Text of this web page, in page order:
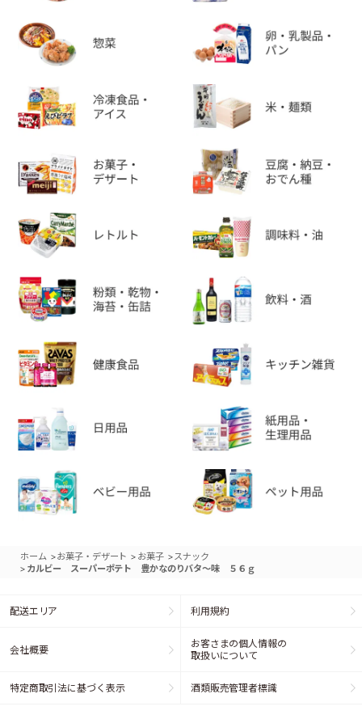
ホーム >お菓子・デザート > お菓子 > スナック
> カルビー スーパーポテト 豊かなのりバタ～味 ５６ｇ
配送エリア 利用規約
会社概要
お客さまの個人情報の
取扱いについて
特定商取引法に基づく表示 酒類販売管理者標識